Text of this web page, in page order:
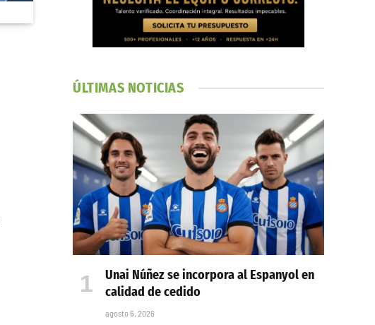
ÚLTIMAS NOTICIAS
Unai Núñez se incorpora al Espanyol en
calidad de cedido
agosto 6, 2026